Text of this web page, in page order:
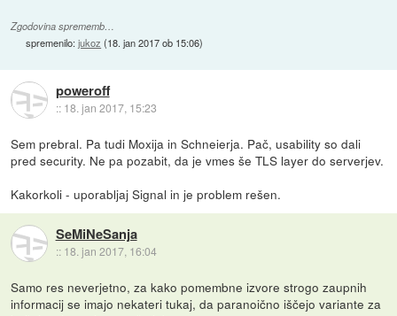
Zgodovina sprememb…
spremenilo:jukoz (18. jan 2017 ob 15:06)
poweroff
:: 18. jan 2017, 15:23
Sem prebral. Pa tudi Moxija in Schneierja. Pač, usability so dali
pred security. Ne pa pozabit, da je vmes še TLS layer do serverjev.
Kakorkoli - uporabljaj Signal in je problem rešen.
SeMiNeSanja
:: 18. jan 2017, 16:04
Samo res neverjetno, za kako pomembne izvore strogo zaupnih
informacij se imajo nekateri tukaj, da paranoično iščejo variante za